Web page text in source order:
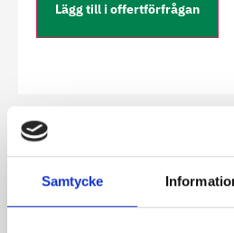
Samtycke
Lägg till i offertförfrågan
Econ är utformad för dold
Tack vare sin diskreta design